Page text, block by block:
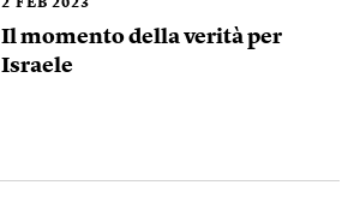
2 FEB 2023
Il momento della verità per
Israele